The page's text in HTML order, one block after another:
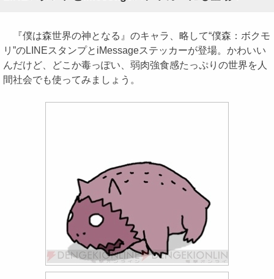
『僕は森世界の神となる』のキャラ、略して“僕森：ボクモ
リ”のLINEスタンプとiMessageステッカーが登場。かわいい
んだけど、どこか毒っぽい、弱肉強食感たっぷりの世界を人
間社会でも使ってみましょう。